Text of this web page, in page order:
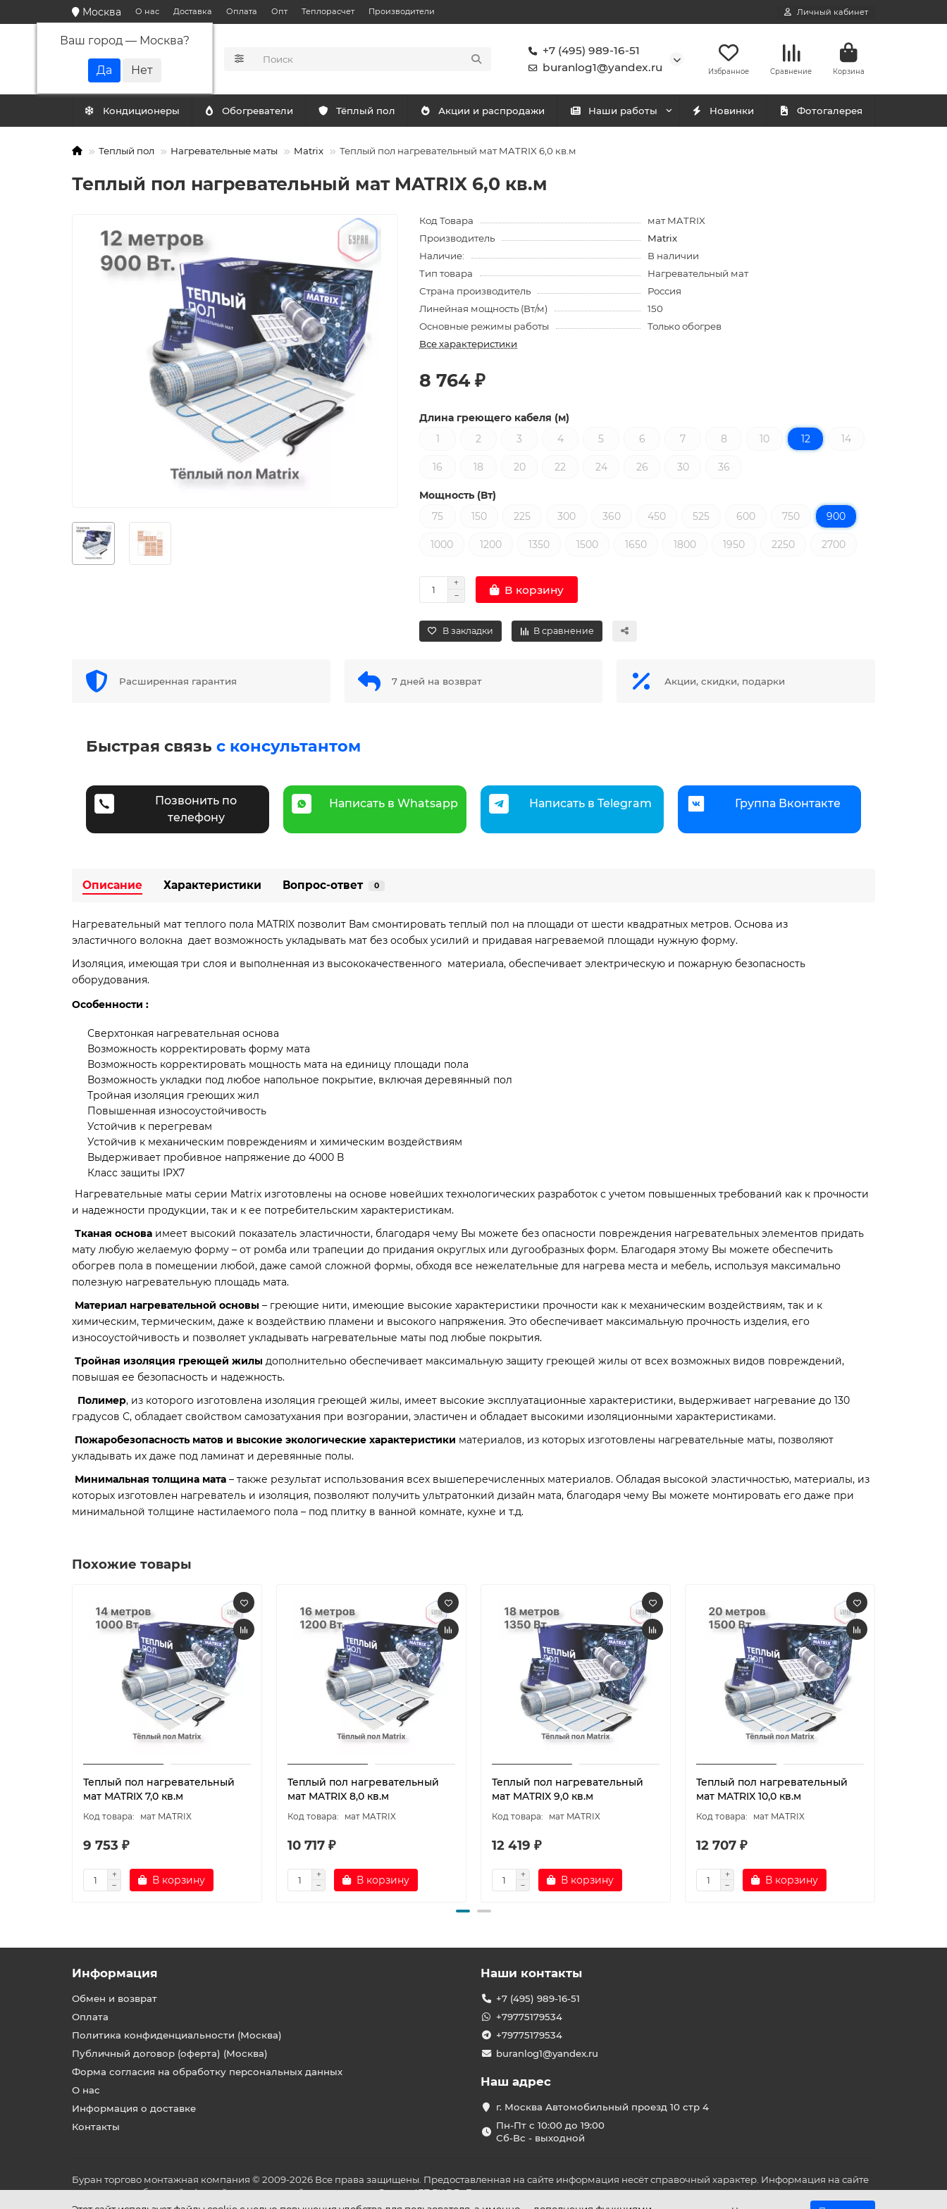
Москва
Ваш город — Москва?
О нас Доставка Оплата Опт Теплорасчет Производители Личный кабинет
+7 (495) 989-16-51
buranlog1@yandex.ru
Избранное Сравнение Корзина
Кондиционеры Обогреватели Тёплый пол Акции и распродажи Наши работы Новинки Фотогалерея
Теплый пол Нагревательные маты Matrix Теплый пол нагревательный мат MATRIX 6,0 кв.м
Теплый пол нагревательный мат MATRIX 6,0 кв.м
Код Товара
мат MATRIX
Производитель
Matrix
Наличие:
В наличии
Тип товара
Нагревательный мат
Страна производитель
Россия
Линейная мощность (Вт/м)
150
Основные режимы работы
Только обогрев
Все характеристики
8 764 ₽
Длина греющего кабеля (м)
1
2 3 4 5 6 7 8 10 12 14
16 18 20 22 24 26 30 36
Мощность (Вт)
75
150 225 300 360 450 525 600 750 900
1000 1200 1350 1500 1650 1800 1950 2250 2700
В корзину
В закладки В сравнение
Расширенная гарантия 7 дней на возврат Акции, скидки, подарки
Быстрая связь с консультантом
Позвонить по
телефону
Написать в Whatsapp Написать в Telegram Группа Вконтакте
Описание Характеристики Вопрос-ответ 0
Нагревательный мат теплого пола MATRIX позволит Вам смонтировать теплый пол на площади от шести квадратных метров. Основа из
эластичного волокна дает возможность укладывать мат без особых усилий и придавая нагреваемой площади нужную форму.
Изоляция, имеющая три слоя и выполненная из высококачественного материала, обеспечивает электрическую и пожарную безопасность
оборудования.
Особенности :
Сверхтонкая нагревательная основа
Возможность корректировать форму мата
Возможность корректировать мощность мата на единицу площади пола
Возможность укладки под любое напольное покрытие, включая деревянный пол
Тройная изоляция греющих жил
Повышенная износоустойчивость
Устойчив к перегревам
Устойчив к механическим повреждениям и химическим воздействиям
Выдерживает пробивное напряжение до 4000 В
Класс защиты IPX7
Нагревательные маты серии Matrix изготовлены на основе новейших технологических разработок с учетом повышенных требований как к прочности
и надежности продукции, так и к ее потребительским характеристикам.
Тканая основа имеет высокий показатель эластичности, благодаря чему Вы можете без опасности повреждения нагревательных элементов придать
мату любую желаемую форму – от ромба или трапеции до придания округлых или дугообразных форм. Благодаря этому Вы можете обеспечить
обогрев пола в помещении любой, даже самой сложной формы, обходя все нежелательные для нагрева места и мебель, используя максимально
полезную нагревательную площадь мата.
Материал нагревательной основы – греющие нити, имеющие высокие характеристики прочности как к механическим воздействиям, так и к
химическим, термическим, даже к воздействию пламени и высокого напряжения. Это обеспечивает максимальную прочность изделия, его
износоустойчивость и позволяет укладывать нагревательные маты под любые покрытия.
Тройная изоляция греющей жилы дополнительно обеспечивает максимальную защиту греющей жилы от всех возможных видов повреждений,
повышая ее безопасность и надежность.
Полимер, из которого изготовлена изоляция греющей жилы, имеет высокие эксплуатационные характеристики, выдерживает нагревание до 130
градусов С, обладает свойством самозатухания при возгорании, эластичен и обладает высокими изоляционными характеристиками.
Пожаробезопасность матов и высокие экологические характеристики материалов, из которых изготовлены нагревательные маты, позволяют
укладывать их даже под ламинат и деревянные полы.
Минимальная толщина мата – также результат использования всех вышеперечисленных материалов. Обладая высокой эластичностью, материалы, из
которых изготовлен нагреватель и изоляция, позволяют получить ультратонкий дизайн мата, благодаря чему Вы можете монтировать его даже при
минимальной толщине настилаемого пола – под плитку в ванной комнате, кухне и т.д.
Похожие товары
Теплый пол нагревательный
мат MATRIX 7,0 кв.м
мат MATRIX
9 753 ₽
В корзину
Теплый пол нагревательный
мат MATRIX 8,0 кв.м
мат MATRIX
10 717 ₽
В корзину
Теплый пол нагревательный
мат MATRIX 9,0 кв.м
мат MATRIX
12 419 ₽
В корзину
Теплый пол нагревательный
мат MATRIX 10,0 кв.м
мат MATRIX
12 707 ₽
В корзину
Информация
Обмен и возврат
Оплата
Политика конфиденциальности (Москва)
Публичный договор (оферта) (Москва)
Форма согласия на обработку персональных данных
О нас
Информация о доставке
Контакты
Наши контакты
+7 (495) 989-16-51
+79775179534
+79775179534
buranlog1@yandex.ru
Наш адрес
г. Москва Автомобильный проезд 10 стр 4
Пн-Пт с 10:00 до 19:00
Сб-Вс - выходной
Буран торгово монтажная компания © 2009-2026 Все права защищены. Предоставленная на сайте информация несёт справочный характер. Информация на сайте
не является публичной офертой, определяемой положениями Статьи 437 ГК РФ. До оплаты товара удостоверьтесь во всех для вас важных характеристиках в товаре
и условиях его эксплуатации.